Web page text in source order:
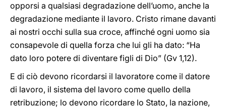
opporsi a qualsiasi degradazione dell’uomo, anche la
degradazione mediante il lavoro. Cristo rimane davanti
ai nostri occhi sulla sua croce, affinché ogni uomo sia
consapevole di quella forza che lui gli ha dato: “Ha
dato loro potere di diventare figli di Dio” (Gv 1,12).
E di ciò devono ricordarsi il lavoratore come il datore
di lavoro, il sistema del lavoro come quello della
retribuzione; lo devono ricordare lo Stato, la nazione,